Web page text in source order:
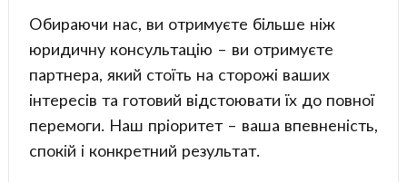
Обираючи нас, ви отримуєте більше ніж
юридичну консультацію – ви отримуєте
партнера, який стоїть на сторожі ваших
інтересів та готовий відстоювати їх до повної
перемоги. Наш пріоритет – ваша впевненість,
спокій і конкретний результат.